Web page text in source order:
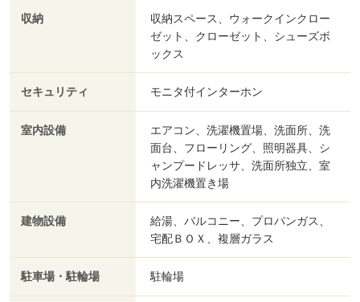
収納
収納スペース、ウォークインクロー
ゼット、クローゼット、シューズボ
ックス
セキュリティ モニタ付インターホン
室内設備
エアコン、洗濯機置場、洗面所、洗
面台、フローリング、照明器具、シ
ャンプードレッサ、洗面所独立、室
内洗濯機置き場
建物設備
給湯、バルコニー、プロパンガス、
宅配ＢＯＸ、複層ガラス
駐車場・駐輪場 駐輪場